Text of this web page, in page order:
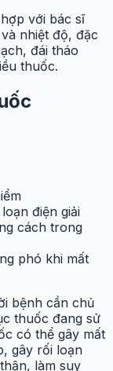
với bác sĩ
nhiệt độ, đặc
đái tháo
thuốc.
điện giải
cách trong
phó khi mất
bệnh cần chủ
thuốc đang sử
có thể gây mất
gây rối loạn
làm suy